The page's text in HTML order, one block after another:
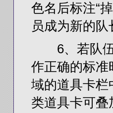
色名后标注“
员成为新的队
6、若队伍
作正确的标准
域的道具卡栏
类道具卡可叠